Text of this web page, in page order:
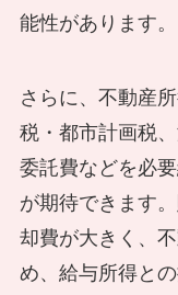
能性があります。
さらに、不動産
税・都市計画税
委託費などを必
が期待できます
却費が大きく、
め、給与所得と